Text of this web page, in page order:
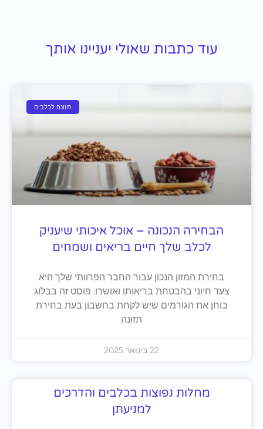
עוד כתבות שאולי יעניינו אותך
תזונה לכלבים
הבחירה הנכונה – אוכל איכותי שיעניק
לכלב שלך חיים בריאים ושמחים
בחירת המזון הנכון עבור החבר הפרוותי שלך היא
צעד חיוני בהבטחת בריאותו ואושרו. פוסט זה בבלוג
בוחן את הגורמים שיש לקחת בחשבון בעת בחירת
תזונה
22 בינואר 2025
מחלות נפוצות בכלבים והדרכים
למניעתן